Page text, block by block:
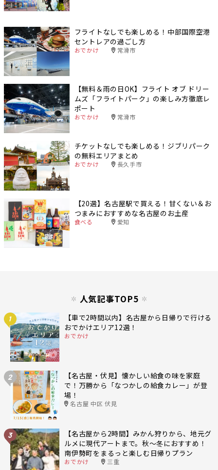
フライトなしでも楽しめる！中部国際空港
セントレアの過ごし方
おでかけ 常滑市
【無料＆雨の日OK】フライト オブ ドリー
ムズ「フライトパーク」の楽しみ方徹底レ
ポート
おでかけ 常滑市
チケットなしでも楽しめる！ジブリパーク
の無料エリアまとめ
おでかけ 長久手市
【20選】名古屋駅で買える！甘くない＆お
つまみにおすすめな名古屋のお土産
食べる 愛知
人気記事TOP5
1
【車で2時間以内】名古屋から日帰りで行ける
おでかけエリア12選！
おでかけ
2
【名古屋・伏見】懐かしい給食の味を家庭
で！万勝から「なつかしの給食カレー」が登
場！
名古屋 中区 伏見
3
【名古屋から2時間】みかん狩りから、地元グ
ルメに現代アートまで。秋〜冬におすすめ！
南伊勢町をまるっと楽しむ日帰りプラン
おでかけ 三重